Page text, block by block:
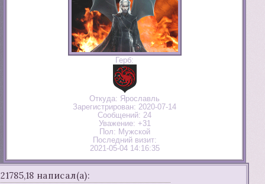
Герб:
Откуда: Ярославль
Зарегистрирован: 2020-07-14
Сообщений: 24
Уважение: +31
Пол: Мужской
Последний визит:
2021-05-04 14:16:35
21785,18 написал(а):